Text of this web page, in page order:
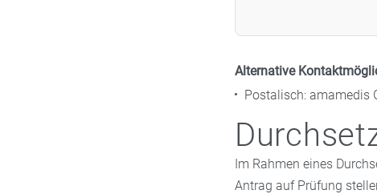
Alternative
Postalisch: amamedis
Im Rahmen eines
Antrag auf Prüfung